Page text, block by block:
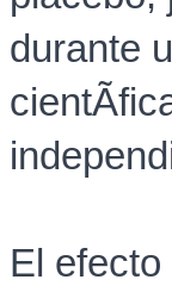
durante
El